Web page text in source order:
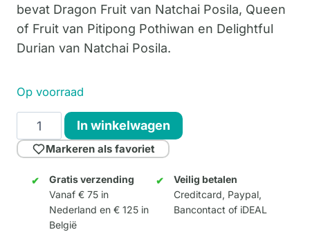
bevat Dragon Fruit van Natchai Posila, Queen
of Fruit van Pitipong Pothiwan en Delightful
Durian van Natchai Posila.
Op voorraad
Multipack
Exotic
Fruits
aantal
In winkelwagen
Markeren als favoriet
Gratis verzending
Vanaf € 75 in
Nederland en € 125 in
België
Veilig betalen
Creditcard, Paypal,
Bancontact of iDEAL